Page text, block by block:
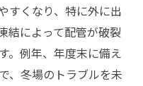
すくなり、特に外に出
結によって配管が破裂
。例年、年度末に備え
、冬場のトラブルを未